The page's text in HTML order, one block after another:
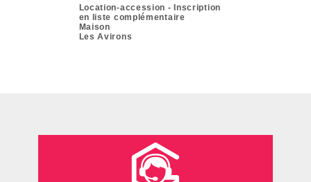
Location-accession - Inscription
en liste complémentaire
Maison
Les Avirons